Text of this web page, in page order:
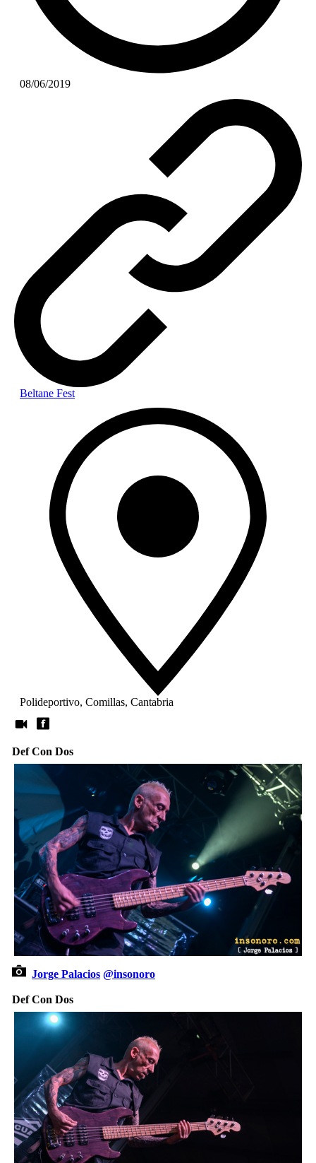
08/06/2019
Beltane Fest
Polideportivo, Comillas, Cantabria
Def Con Dos
Jorge Palacios @insonoro
Def Con Dos